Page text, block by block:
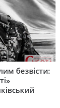
безвісти: